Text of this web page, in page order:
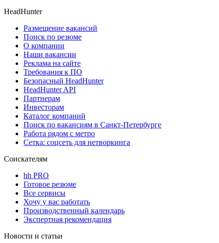
HeadHunter
Размещение вакансий
Поиск по резюме
О компании
Наши вакансии
Реклама на сайте
Требования к ПО
Безопасный HeadHunter
HeadHunter API
Партнерам
Инвесторам
Каталог компаний
Поиск по вакансиям в Санкт-Петербурге
Работа рядом с метро
Сетка: соцсеть для нетворкинга
Соискателям
hh PRO
Готовое резюме
Все сервисы
Хочу у вас работать
Производственный календарь
Экспертная рекомендация
Новости и статьи